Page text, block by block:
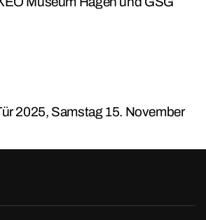
2025, Samstag 15. November